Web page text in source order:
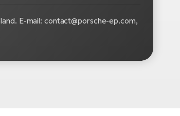
E-mail: contact@porsche-ep.com,